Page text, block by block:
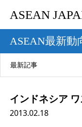
ASEAN
ASEAN最新動
最新記事
インドネシア
2013.02.18